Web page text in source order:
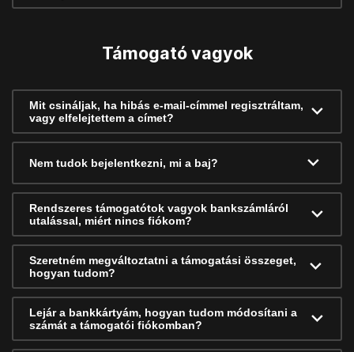
Támogató vagyok
Mit csináljak, ha hibás e-mail-címmel regisztráltam,
vagy elfelejtettem a címet?
Nem tudok bejelentkezni, mi a baj?
Rendszeres támogatótok vagyok bankszámláról
utalással, miért nincs fiókom?
Szeretném megváltoztatni a támogatási összeget,
hogyan tudom?
Lejár a bankkártyám, hogyan tudom módosítani a
számát a támogatói fiókomban?